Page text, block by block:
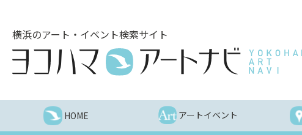
横浜のアート・イベント検索サイト
HOME アートイベント